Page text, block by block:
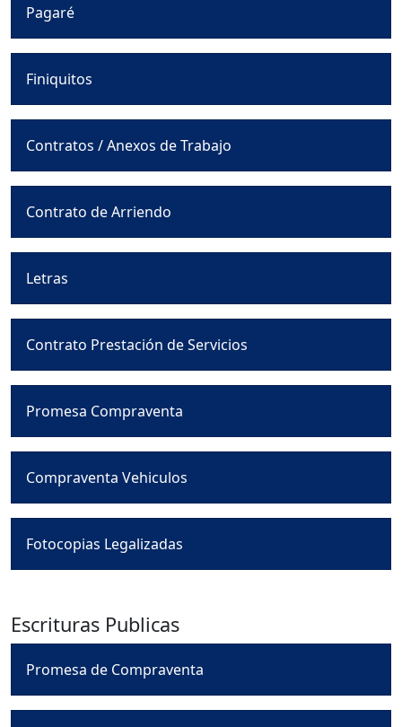
Pagaré
Finiquitos
Contratos / Anexos de Trabajo
Contrato de Arriendo
Letras
Contrato Prestación de Servicios
Promesa Compraventa
Compraventa Vehiculos
Fotocopias Legalizadas
Escrituras Publicas
Promesa de Compraventa